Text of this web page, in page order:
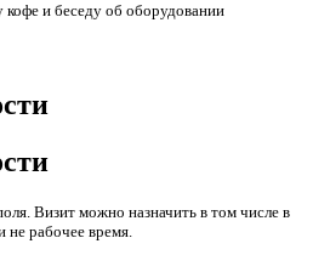
кофе и беседу об оборудовании
Визит можно назначить в том числе в
рабочее время.